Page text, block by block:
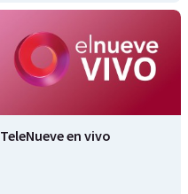
TeleNueve en vivo